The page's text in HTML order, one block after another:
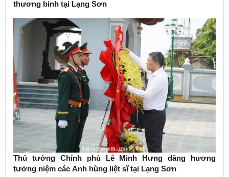
thương binh tại Lạng Sơn
Thủ tướng Chính phủ Lê Minh Hưng dâng hương
tưởng niệm các Anh hùng liệt sĩ tại Lạng Sơn